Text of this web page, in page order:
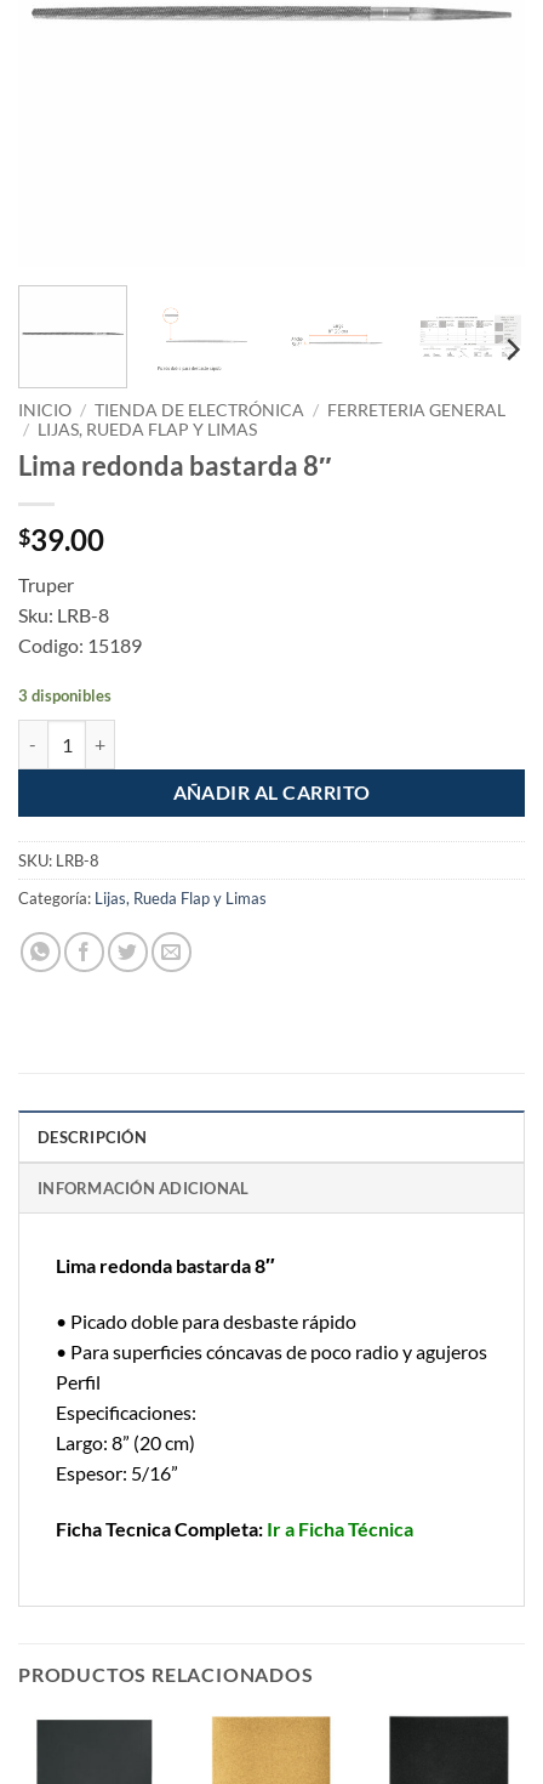
INICIO / TIENDA DE ELECTRÓNICA / FERRETERIA GENERAL
/ LIJAS, RUEDA FLAP Y LIMAS
Lima redonda bastarda 8″
$39.00
Truper
Sku: LRB-8
Codigo: 15189
3 disponibles
AÑADIR AL CARRITO
SKU: LRB-8
Categoría: Lijas, Rueda Flap y Limas
DESCRIPCIÓN
INFORMACIÓN ADICIONAL
Lima redonda bastarda 8″
• Picado doble para desbaste rápido
• Para superficies cóncavas de poco radio y agujeros
Perfil
Especificaciones:
Largo: 8” (20 cm)
Espesor: 5/16”
Ficha Tecnica Completa: Ir a Ficha Técnica
PRODUCTOS RELACIONADOS